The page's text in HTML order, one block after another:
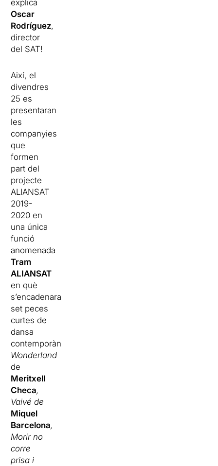
explica
Oscar
Rodríguez,
director
del SAT!
Així, el
divendres
25 es
presentaran
les
companyies
que
formen
part del
projecte
ALIANSAT
2019-
2020 en
una única
funció
anomenada
Tram
ALIANSAT
en què
s’encadenaran
set peces
curtes de
dansa
contemporània:
Wonderland
de
Meritxell
Checa,
Vaivé de
Miquel
Barcelona,
Morir no
corre
prisa i